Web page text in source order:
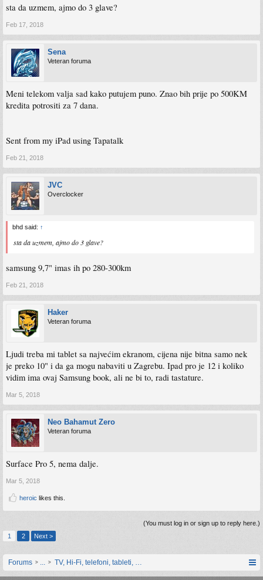
sta da uzmem, ajmo do 3 glave?
Feb 17, 2018
Sena
Veteran foruma
Meni telekom valja sad kako putujem puno. Znao bih prije po 500KM
kredita potrositi za 7 dana.
Sent from my iPad using Tapatalk
Feb 21, 2018
JVC
Overclocker
bhd said: ↑
sta da uzmem, ajmo do 3 glave?
samsung 9,7" imas ih po 280-300km
Feb 21, 2018
Haker
Veteran foruma
Ljudi treba mi tablet sa najvećim ekranom, cijena nije bitna samo nek
je preko 10" i da ga mogu nabaviti u Zagrebu. Ipad pro je 12 i koliko
vidim ima ovaj Samsung book, ali ne bi to, radi tastature.
Mar 5, 2018
Neo Bahamut Zero
Veteran foruma
Surface Pro 5, nema dalje.
Mar 5, 2018
heroic likes this.
(You must log in or sign up to reply here.)
1
2 Next >
Forums TV, Hi-Fi, telefoni, tableti, satovi, IoT oprema